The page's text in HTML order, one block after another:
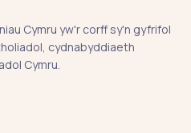
Cymru yw'r corff sy'n gyfrifol
cydnabyddiaeth
Cymru.